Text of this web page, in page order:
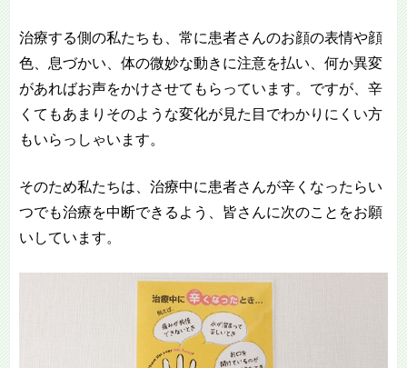
治療する側の私たちも、常に患者さんのお顔の表情や顔
色、息づかい、体の微妙な動きに注意を払い、何か異変
があればお声をかけさせてもらっています。ですが、辛
くてもあまりそのような変化が見た目でわかりにくい方
もいらっしゃいます。
そのため私たちは、治療中に患者さんが辛くなったらい
つでも治療を中断できるよう、皆さんに次のことをお願
いしています。